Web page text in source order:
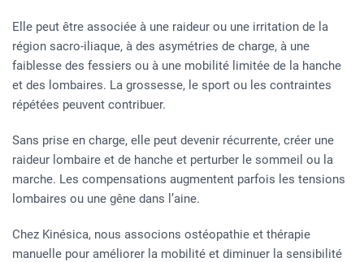
Elle peut être associée à une raideur ou une irritation de la
région sacro-iliaque, à des asymétries de charge, à une
faiblesse des fessiers ou à une mobilité limitée de la hanche
et des lombaires. La grossesse, le sport ou les contraintes
répétées peuvent contribuer.
Sans prise en charge, elle peut devenir récurrente, créer une
raideur lombaire et de hanche et perturber le sommeil ou la
marche. Les compensations augmentent parfois les tensions
lombaires ou une gêne dans l’aine.
Chez Kinésica, nous associons ostéopathie et thérapie
manuelle pour améliorer la mobilité et diminuer la sensibilité